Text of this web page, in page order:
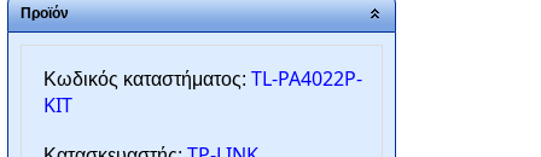
Προϊόν
Κωδικός καταστήματος: TL-PA4022P-
KIT